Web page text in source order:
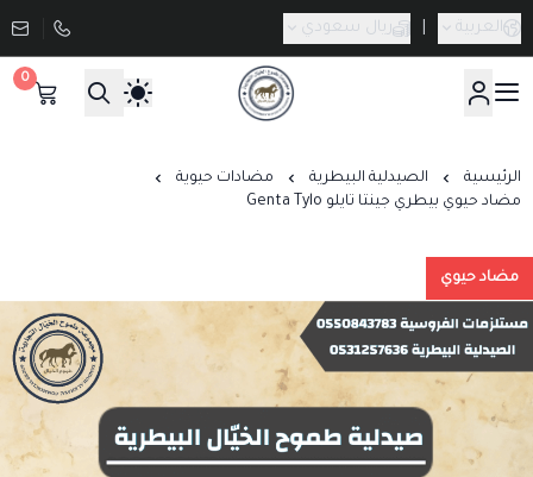
العربية ريال سعودي
صيدلية طموح الخيال البيطرية
0
الرئيسية الصيدلية البيطرية
مضادات حيوية
مضاد حيوي بيطري جينتا تايلو Genta Tylo
مضاد حيوي